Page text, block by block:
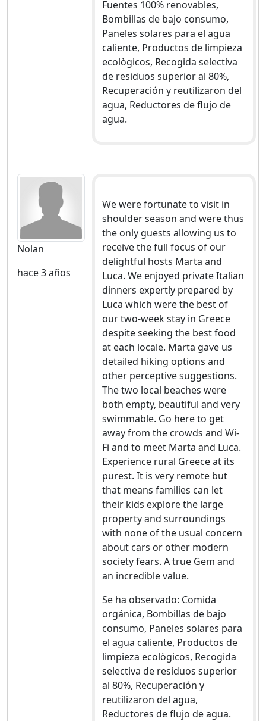
Fuentes 100% renovables,
Bombillas de bajo consumo,
Paneles solares para el agua
caliente, Productos de limpieza
ecològicos, Recogida selectiva
de residuos superior al 80%,
Recuperación y reutilizaron del
agua, Reductores de flujo de
agua.
Nolan
hace 3 años
We were fortunate to visit in
shoulder season and were thus
the only guests allowing us to
receive the full focus of our
delightful hosts Marta and
Luca. We enjoyed private Italian
dinners expertly prepared by
Luca which were the best of
our two-week stay in Greece
despite seeking the best food
at each locale. Marta gave us
detailed hiking options and
other perceptive suggestions.
The two local beaches were
both empty, beautiful and very
swimmable. Go here to get
away from the crowds and Wi-
Fi and to meet Marta and Luca.
Experience rural Greece at its
purest. It is very remote but
that means families can let
their kids explore the large
property and surroundings
with none of the usual concern
about cars or other modern
society fears. A true Gem and
an incredible value.
Se ha observado: Comida
orgánica, Bombillas de bajo
consumo, Paneles solares para
el agua caliente, Productos de
limpieza ecològicos, Recogida
selectiva de residuos superior
al 80%, Recuperación y
reutilizaron del agua,
Reductores de flujo de agua.